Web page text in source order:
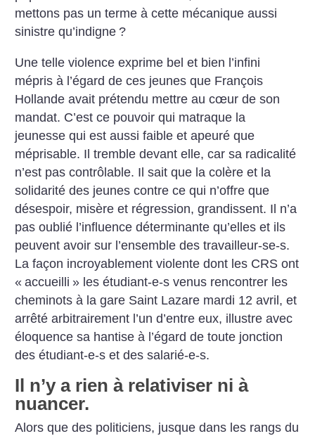
mettons pas un terme à cette mécanique aussi
sinistre qu’indigne ?
Une telle violence exprime bel et bien l’infini
mépris à l’égard de ces jeunes que François
Hollande avait prétendu mettre au cœur de son
mandat. C’est ce pouvoir qui matraque la
jeunesse qui est aussi faible et apeuré que
méprisable. Il tremble devant elle, car sa radicalité
n’est pas contrôlable. Il sait que la colère et la
solidarité des jeunes contre ce qui n’offre que
désespoir, misère et régression, grandissent. Il n’a
pas oublié l’influence déterminante qu’elles et ils
peuvent avoir sur l’ensemble des travailleur-se-s.
La façon incroyablement violente dont les CRS ont
« accueilli » les étudiant-e-s venus rencontrer les
cheminots à la gare Saint Lazare mardi 12 avril, et
arrêté arbitrairement l’un d’entre eux, illustre avec
éloquence sa hantise à l’égard de toute jonction
des étudiant-e-s et des salarié-e-s.
Il n’y a rien à relativiser ni à
nuancer.
Alors que des politiciens, jusque dans les rangs du